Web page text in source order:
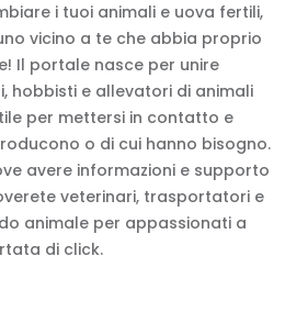
i tuoi animali e uova fertili,
vicino a te che abbia proprio
Il portale nasce per unire
hobbisti e allevatori di animali
per mettersi in contatto e
o di cui hanno bisogno.
avere informazioni e supporto
veterinari, trasportatori e
animale per appassionati a
di click.